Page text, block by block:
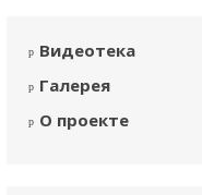
Видеотека
Галерея
О проекте